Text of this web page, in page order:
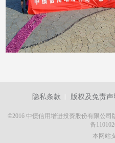
隐私条款 版权及免责声
©2016 中债信用增进投资股份有限公司
备
本网站